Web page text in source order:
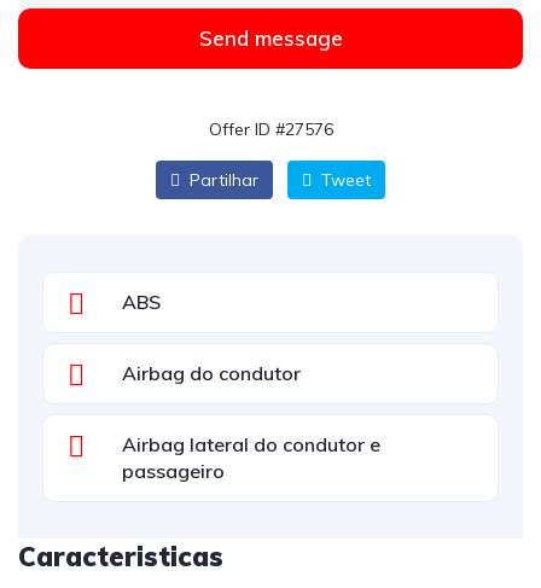
Send message
Offer ID #27576
Partilhar Tweet
ABS
Airbag do condutor
Airbag lateral do condutor e
passageiro
Caracteristicas